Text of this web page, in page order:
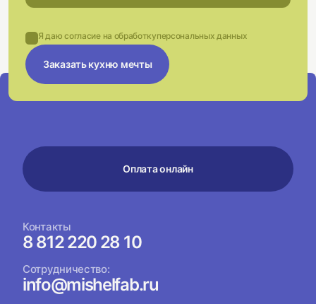
Я даю согласие на обработкуперсональных данных
Заказать кухню мечты
Оплата онлайн
Контакты
8 812 220 28 10
Сотрудничество:
info@mishelfab.ru